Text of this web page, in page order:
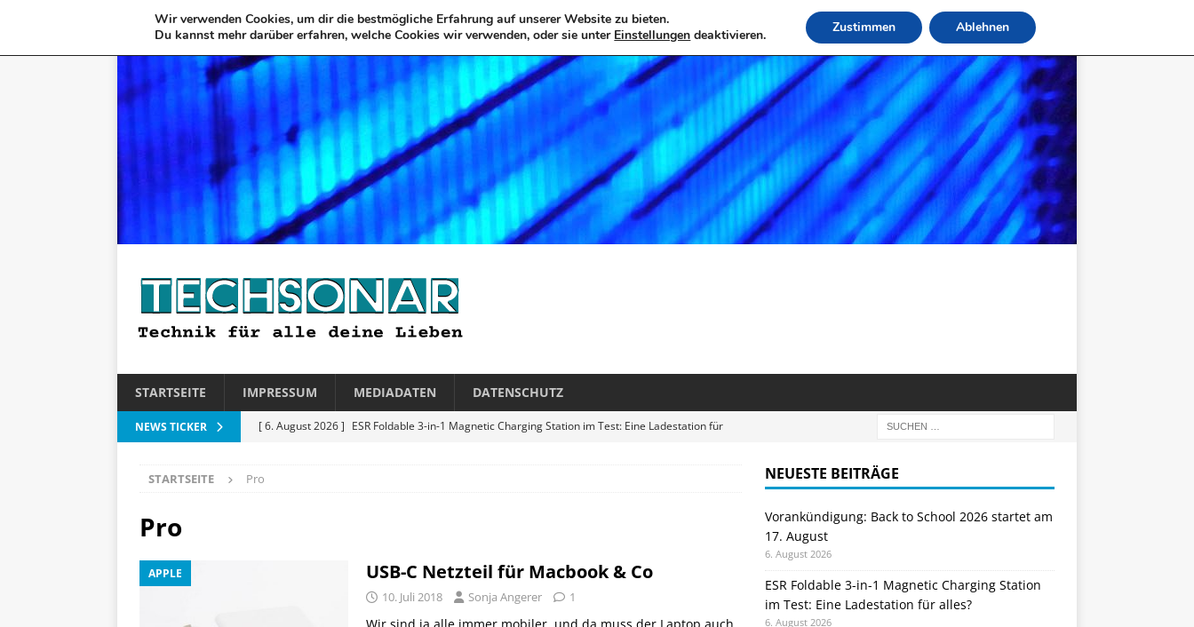
STARTSEITE IMPRESSUM MEDIADATEN DATENSCHUTZ
NEWS TICKER [ 6. August 2026 ] ESR Foldable 3-in-1 Magnetic Charging Station im Test: Eine Ladestation für
[ 5. August 2026 ]
Digitale Wanduhr von Lunartec: Großes LED-Display trifft auf bunte
HAUS UND HERD
STARTSEITE Pro
Pro
APPLE USB-C Netzteil für Macbook & Co
10. Juli 2018 Sonja Angerer 1
NEUESTE BEITRÄGE
Vorankündigung: Back to School 2026 startet am
17. August
6. August 2026
ESR Foldable 3-in-1 Magnetic Charging Station
im Test: Eine Ladestation für alles?
6. August 2026
Wir verwenden Cookies, um dir die bestmögliche Erfahrung auf unserer Website zu bieten.
Du kannst mehr darüber erfahren, welche Cookies wir verwenden, oder sie unter Einstellungen deaktivieren. Zustimmen Ablehnen